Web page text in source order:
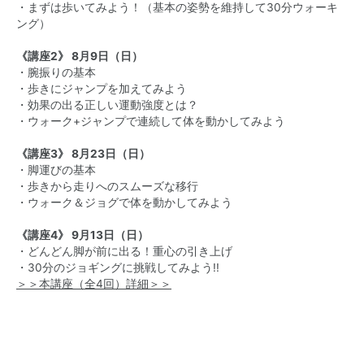
・まずは歩いてみよう！（基本の姿勢を維持して30分ウォーキ
ング）
《講座2》 8月9日（日）
・腕振りの基本
・歩きにジャンプを加えてみよう
・効果の出る正しい運動強度とは？
・ウォーク+ジャンプで連続して体を動かしてみよう
《講座3》 8月23日（日）
・脚運びの基本
・歩きから走りへのスムーズな移行
・ウォーク＆ジョグで体を動かしてみよう
《講座4》 9月13日（日）
・どんどん脚が前に出る！重心の引き上げ
・30分のジョギングに挑戦してみよう!!
＞＞本講座（全4回）詳細＞＞